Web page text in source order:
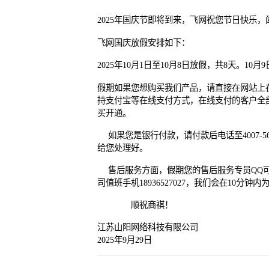
2025年国庆节即将到来，飞网祝您节日快乐，
飞网国庆放假安排如下：
2025年10月1日至10月8日放假，共8天。10月
假期如果您想购买我们产品，请直接在网站
持支付宝等在线支付方式，在线支付的客户
买开通。
如果您是银行付款，请付款后电话至4007-
给您处理好。
售后服务方面，假期您的售后服务专员QQ
司值班手机18936527027，我们会在10分钟内
顺祝商祺！
江苏山阳网络科技有限公司
2025年9月29日